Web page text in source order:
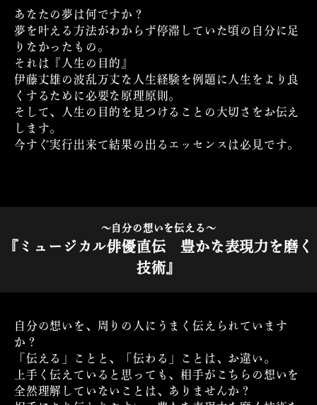
あなたの夢は何ですか？
夢を叶える方法がわからず停滞していた頃の自分に足
りなかったもの。
それは『人生の目的』
伊藤丈雄の波乱万丈な人生経験を例題に人生をより良
くするために必要な原理原則。
そして、人生の目的を見つけることの大切さをお伝え
します。
今すぐ実行出来て結果の出るエッセンスは必見です。
～自分の想いを伝える～
『ミュージカル俳優直伝 豊かな表現力を磨く
技術』
自分の想いを、周りの人にうまく伝えられています
か？
「伝える」ことと、「伝わる」ことは、お違い。
上手く伝えていると思っても、相手がこちらの想いを
全然理解していないことは、ありませんか？